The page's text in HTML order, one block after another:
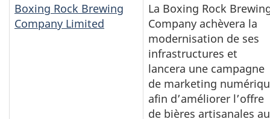
Boxing Rock Brewing
Company Limited
La Boxing Rock
Company achèvera la
modernisation de ses
infrastructures et
lancera une campagne
de marketing
afin d’améliorer l’offre
de bières artisanales